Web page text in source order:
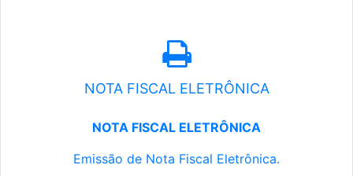
NOTA FISCAL ELETRÔNICA
NOTA FISCAL ELETRÔNICA
Emissão de Nota Fiscal Eletrônica.